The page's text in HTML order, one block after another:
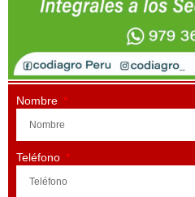
Nombre
Teléfono